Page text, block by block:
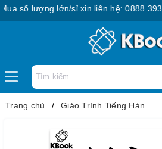
số lượng lớn/sỉ xin liên hệ: 0888.393.555
Trang chủ Giáo Trình Tiếng Hàn